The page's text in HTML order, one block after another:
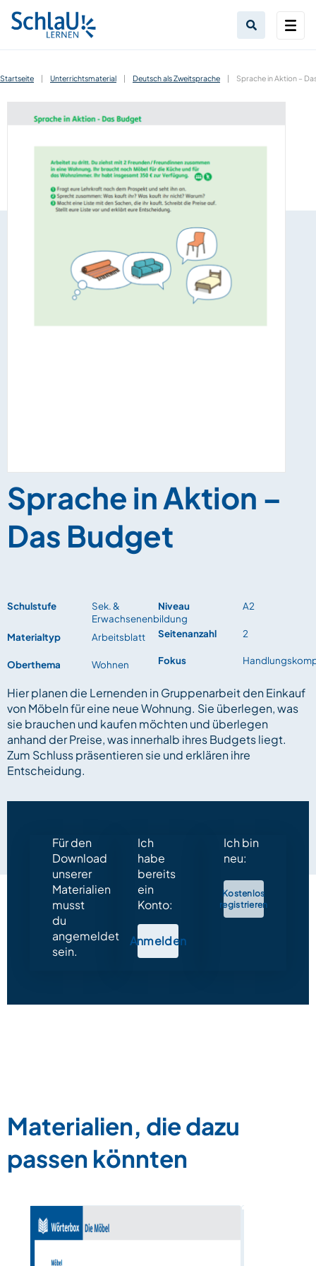
Startseite | Unterrichtsmaterial | Deutsch als Zweitsprache | Sprache in Aktion –
Sprache in Aktion –
Das Budget
Schulstufe
Sek. &
Erwachsenenbildung
Materialtyp
Arbeitsblatt
Oberthema Wohnen
Niveau A2
Seitenanzahl 2
Fokus
Hier planen die Lernenden in Gruppenarbeit den Einkauf
von Möbeln für eine neue Wohnung. Sie überlegen, was
sie brauchen und kaufen möchten und überlegen
anhand der Preise, was innerhalb ihres Budgets liegt.
Zum Schluss präsentieren sie und erklären ihre
Entscheidung.
Für den
Download
unserer
Materialien
musst
du
angemeldet
sein.
Ich
habe
bereits
ein
Konto:
Anmelden
Ich bin
neu:
Kostenlos
registrieren
Materialien, die dazu
passen könnten